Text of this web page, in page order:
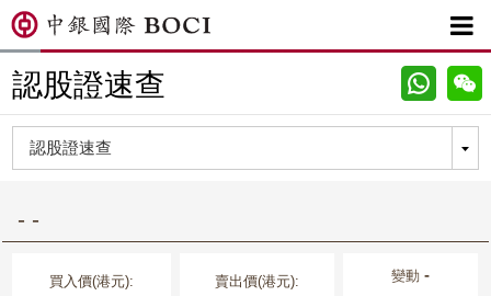

認股證速查
- -
買入價(港元): 賣出價(港元): 變動-